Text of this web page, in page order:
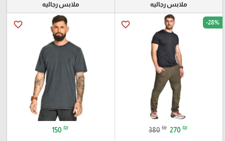
ملابس رجاليه
favorite_border -28%
380 ₪ 270 ₪
ملابس رجاليه
favorite_border
150 ₪